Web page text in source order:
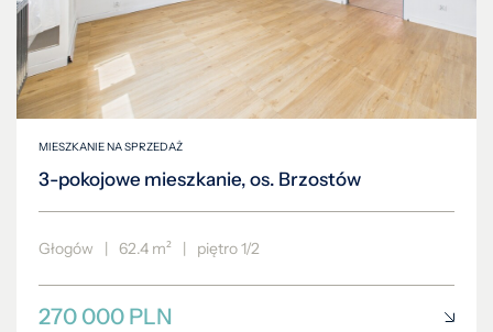
MIESZKANIE NA SPRZEDAŻ
3-pokojowe mieszkanie, os. Brzostów
Głogów | 62.4 m² | piętro 1/2
270 000 PLN